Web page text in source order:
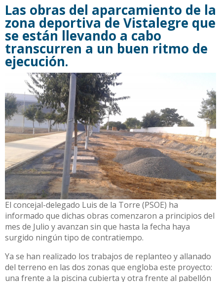
Las obras del aparcamiento de la
zona deportiva de Vistalegre que
se están llevando a cabo
transcurren a un buen ritmo de
ejecución.
El concejal-delegado Luis de la Torre (PSOE) ha
informado que dichas obras comenzaron a principios del
mes de Julio y avanzan sin que hasta la fecha haya
surgido ningún tipo de contratiempo.
Ya se han realizado los trabajos de replanteo y allanado
del terreno en las dos zonas que engloba este proyecto:
una frente a la piscina cubierta y otra frente al pabellón